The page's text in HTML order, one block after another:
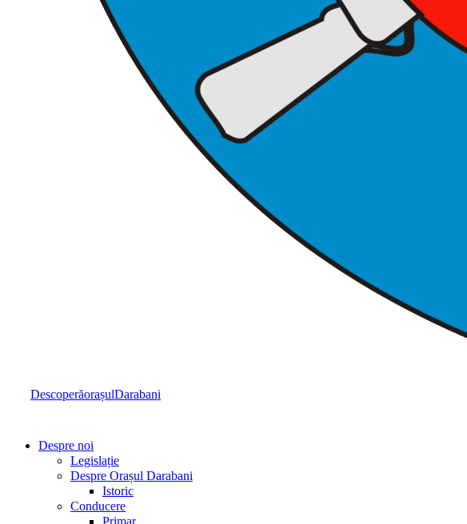
DescoperăorașulDarabani
Despre noi
Legislație
Despre Orașul Darabani
Istoric
Conducere
Primar